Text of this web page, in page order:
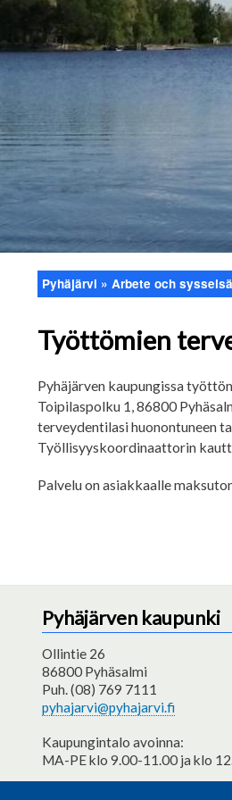
Länkstig
Pyhäjärvi Arbete och
Työttömien
Pyhäjärven kaupungissa
Toipilaspolku 1, 86800
terveydentilasi huonontuneen
Työllisyyskoordinaattorin
Palvelu on asiakkaalle
Pyhäjärven kaupunki
Ollintie 26
86800 Pyhäsalmi
Puh. (08) 769 7111
pyhajarvi@pyhajarvi.fi
Kaupungintalo avoinna:
MA-PE klo 9.00-11.00 ja klo